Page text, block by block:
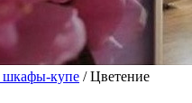
шкафы-купе / Цветение